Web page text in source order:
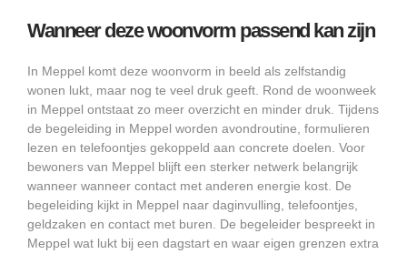
Wanneer deze woonvorm passend kan zijn
In Meppel komt deze woonvorm in beeld als zelfstandig
wonen lukt, maar nog te veel druk geeft. Rond de woonweek
in Meppel ontstaat zo meer overzicht en minder druk. Tijdens
de begeleiding in Meppel worden avondroutine, formulieren
lezen en telefoontjes gekoppeld aan concrete doelen. Voor
bewoners van Meppel blijft een sterker netwerk belangrijk
wanneer wanneer contact met anderen energie kost. De
begeleiding kijkt in Meppel naar daginvulling, telefoontjes,
geldzaken en contact met buren. De begeleider bespreekt in
Meppel wat lukt bij een dagstart en waar eigen grenzen extra